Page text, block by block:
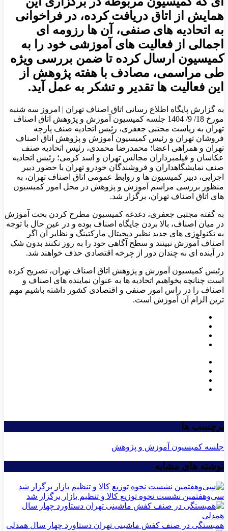
همایش از اتاق دریافت کرده، در فراخوانی
به اتحادیه های صنفی، آن ها رزومه ای
اجمالی از فعالیت های آموزشی خود را به
کمیسیون ارسال کرده تا ضمن بررسی ویژه
طی مراسمی، مصادف با هفته پژوهش از
این فعالیت ها تقدیر و تشکر به عمل آید.
به گزارش پایگاه اطلاع رسانی اتاق اصناف تهران | امروز سه شنبه
مورخ 18/ 9/ 1404 جلسه کمیسیون آموزش و پژوهش اتاق اصناف
تهران به ریاست مجتبی جعفری، رئیس اتحادیه صنف پارچه
فروشان تهران و رئیس کمیسیون آموزش و پژوهش اتاق اصناف
تهران و همراهی اعضا؛ محمدرضا محمدی، رئیس اتحادیه صنف
عکاسان و فیلمبرداران مجالس تهران و اسد کرمی؛ رئیس اتحادیه
صنف نمایشگاه‎داران و فروشندگان خودرو تهران با حضور دبیر
اجرایی، دبیر کمیسیون ها و روابط عمومی اتاق اصناف تهران، به
منظور بررسی مراسم آموزش و پژوهش در محل امور کمیسیون
های اتاق اصناف تهران، برگزار شد.
به گفته مجتبی جعفری، دغدغه کمیسیون مطرح کردن بحث آموزش
در میان اصناف، بالا بردن جایگاه اصناف بوده و در عین حال با توجه
به تکنولوژی های جدید نظیر دیجیتال مارکتینگ و نظایر آن اگر
اصناف آموزش نبینند و سطح آگاهی خود را به روز نکنند بدون شک
در آینده ای نه چندان دور از چرخه اقتصادی حذف خواهند شد.
رئیس کمیسیون آموزش و پژوهش اتاق اصناف تهران، تصریح کرده
است چنانچه بخواهیم اتحادیه ها به عنوان نماینده های اصناف و
اصناف را در راس امور صنفی و اقتصادی کشور داشته باشیم مهم
ترین الزام آن آموزش است.
برچسب ها
جلسه کمیسیون آموزش و پژوهش
نوشته های مشابه
سی‌و‌هفتمین نشست نحوه توزیع کالا و تنظیم بازار برگزار شد
همبستگی در صنف کفش ماشینی تهران دستاورد چهار سال همدلی